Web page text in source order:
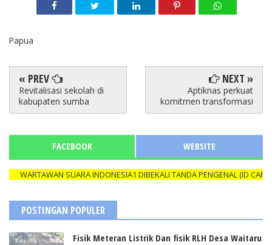
Papua
« PREV
Revitalisasi sekolah di
kabupaten sumba
NEXT »
Aptiknas perkuat
komitmen transformasi
FACEBOOK WEBSITE
WARTAWAN SUARA INDONESIA1 DIBEKALI TANDA PENGENAL (ID CARD)
POSTINGAN POPULER
Fisik Meteran Listrik Dan fisik RLH Desa Waitaru